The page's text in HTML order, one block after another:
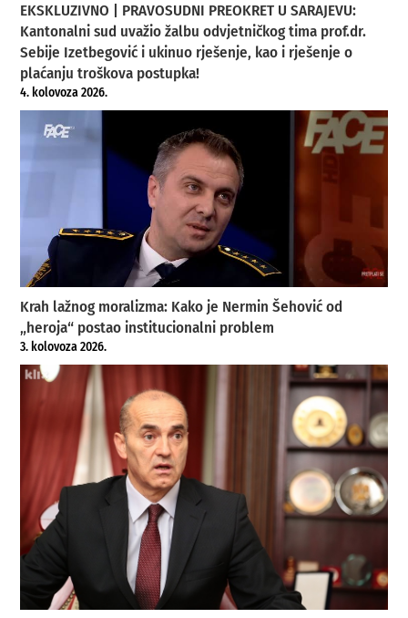
EKSKLUZIVNO | PRAVOSUDNI PREOKRET U SARAJEVU:
Kantonalni sud uvažio žalbu odvjetničkog tima prof.dr.
Sebije Izetbegović i ukinuo rješenje, kao i rješenje o
plaćanju troškova postupka!
4. kolovoza 2026.
Krah lažnog moralizma: Kako je Nermin Šehović od
„heroja“ postao institucionalni problem
3. kolovoza 2026.